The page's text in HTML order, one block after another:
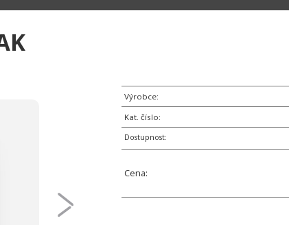
Výrobce:
Kat. číslo:
Dostupnost:
Cena: